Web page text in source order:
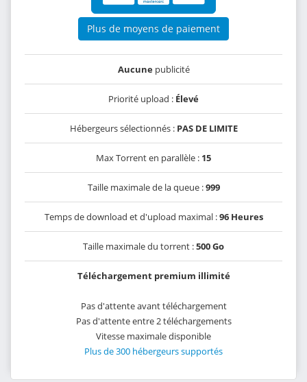
Plus de moyens de paiement
Aucunepublicité
Priorité upload : Élevé
Hébergeurs sélectionnés : PAS DE LIMITE
Max Torrent en parallèle : 15
Taille maximale de la queue :999
Temps de download et d'upload maximal :96 Heures
Taille maximale du torrent :500 Go
Téléchargement premium illimité
Pas d'attente avant téléchargement
Pas d'attente entre 2 téléchargements
Vitesse maximale disponible
Plus de 300 hébergeurs supportés